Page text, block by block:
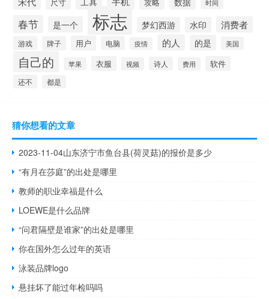
时间
春节 是一个 标志 梦幻西游 水印 消费者
游戏 牌子 用户 电脑 疫情 的人 的是 美国
自己的 苹果 衣服 视频 诗人 费用 软件
还不 都是
猜你想看的文章
2023-11-04山东济宁市鱼台县(荷灵菇)的报价是多少
“有月在莎庭”的出处是哪里
教师的职业幸福是什么
LOEWE是什么品牌
“问君隔壁是谁家”的出处是哪里
你在国外怎么过年的英语
泳装品牌logo
悬挂坏了能过年检吗吗